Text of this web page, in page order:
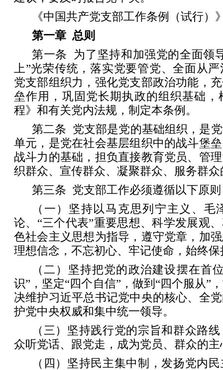
《中国共产党支部工作条例（试行）
第一章 总则
第一条 为了坚持和加强党的全面领
上”光荣传统，落实党要管党、全面从
党支部组织力，强化党支部政治功能，
垒作用，巩固党长期执政的组织基础，
程》和有关党内法规，制定本条例。
第二条 党支部是党的基础组织，是
单元，是党在社会基层组织中的战斗堡
战斗力的基础，担负直接教育党员、管
织群众、宣传群众、凝聚群众、服务群
第三条 党支部工作必须遵循以下原
（一）坚持以马克思列宁主义、毛
论、“三个代表”重要思想、科学发展观
色社会主义思想为指导，遵守党章，加
理想信念，不忘初心、牢记使命，始终
（二）坚持把党的政治建设摆在首
识”，坚定“四个自信”，做到“四个服从”
决维护习近平总书记党中央的核心、全
护党中央权威和集中统一领导。
（三）坚持践行党的宗旨和群众路
众听党话、跟党走，成为党员、群众的主
（四）坚持民主集中制，发扬党内